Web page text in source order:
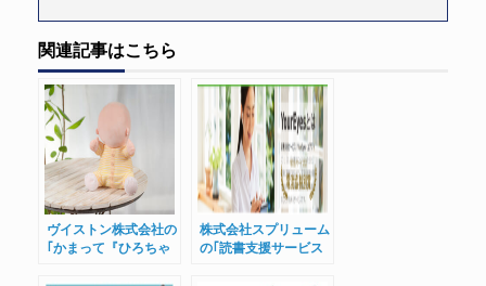
関連記事はこちら
ヴイストン株式会社の
｢かまって『ひろちゃ
株式会社スプリューム
の｢読書支援サービス